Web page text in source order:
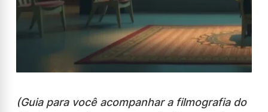
(Guia para você acompanhar a filmografia do